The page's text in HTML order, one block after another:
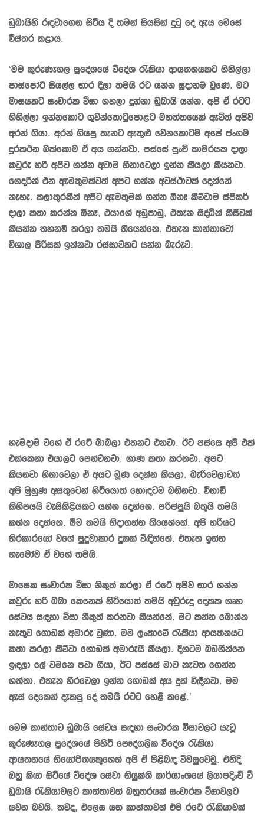
ඩුබායිහි රඳවාගෙන සිටිය දී තමන් සියසින් දුටු දේ ඇය මෙසේ
විස්තර කළාය.
‘මම කුරුණෑගල ප්‍රදේශයේ විදේශ රැකියා ආයතනයකට ගිහිල්ලා
පාස්පෝට් සියල්ල භාර දීලා තමයි රට යන්න සූදානම් වුණේ. මට
මාසයකට සංචාරක වීසා ගහලා දුන්නා ඩුබායි යන්න. අපි ඒ රටට
ගිහිල්ලා ඉන්නකොට ගුවන්තොටුපොළට මහත්තයෙක් ඇවිත් අපිව
අරන් ගියා. අරන් ගියපු තැනට ඇතුළු වෙනකොටම අපේ ජංගම
දුරකථන ඔක්කොම ඒ අය ගන්නවා. පස්සේ පුංචි කාමරයක දාලා
කවුරු හරි අපිව ගන්න අවාම හිනාවෙලා ඉන්න කියලා කියනවා.
ගෙදරින් එන ඇමතුමක්වත් අපට ගන්න අවස්ථාවක් දෙන්නේ
නැහැ. කලාතුරකින් අපිට ඇමතුමක් ගන්න ඕනෑ කිව්වාම ස්පිකර්
දාලා කතා කරන්න ඕනෑ, එයාගේ අඩුපාඩු, එතැන සිද්ධීන් කිසිවක්
කියන්න තහනම් කරලා තමයි තියෙන්නෙ. එතැන කාන්තාවෝ
විශාල පිරිසක් ඉන්නවා රස්සාවකට යන්න බැරුව.
හැමදාම වගේ ඒ රටේ බාබලා එතනට එනවා. ඊට පස්සෙ අපි එක්
එක්කෙනා එයාලට පෙන්වනවා, ගාණ කතා කරනවා. අපට
කියනවා හිනාවෙලා ඒ අයට මූණ දෙන්න කියලා. බැරිවෙලාවත්
අපි මුහුණ අසතුටෙන් හිටියොත් හොඳටම බනිනවා. විනාඩි
කිහිපයයි වැසිකිළියකට යන්න දෙන්නෙ. පරිප්පුයි බතුයි තමයි
කන්න දෙන්නෙ. බිම තමයි නිදාගන්න තියෙන්නේ. අපි හරියට
හිරකාරයෝ වගේ පුදුමාකාර දුකක් විඳින්නේ. එතැන ඉන්න
හැමෝම ඒ වගේ තමයි.
මාසෙක සංචාරක වීසා නිකුත් කරලා ඒ රටේ අපිව භාර ගන්න
කවුරු හරි බබා කෙනෙක් හිටියොත් තමයි අවුරුදු දෙකක ගෘහ
සේවය සඳහා වීසා නිකුත් කරනවා කියන්නේ. මට කන්න බොන්න
නැතුව ගොඩක් අමාරු වුණා. මම ලංකාවේ රැකියා ආයතනයට
කතා කරලා කිව්වා ගොඩක් අමාරුයි කියලා. දිගටම බඩගින්නෙ
ඉඳලා ලේ වමනෙ පවා ගියා, ඊට පස්සේ මාව නැවත ගෙන්න
ගත්තා. එතැන හිරවෙලා ඉන්න ගොඩක් අය දුක් විඳිනවා. මම
ඇස් දෙකෙන් දැකපු දේ තමයි රටට හෙළි කළේ.’
මෙම කාන්තාව ඩුබායි සේවය සඳහා සංචාරක වීසාවලට යැවූ
කුරුණෑගල ප්‍රදේශයේ පිහිටි පෞද්ගලික විදේශ රැකියා
ආයතනයේ නියෝජිතයකුගෙන් අපි ඒ පිළිබඳ විමසුවෙමු. එහිදී
ඔහු කියා සිටියේ විදේශ සේවා නියුක්ති කාර්යාංශයේ ලියාපදිංචි වී
ඩුබායි රැකියාවලට කාන්තාවන් බහුතරයක් සංචාරක වීසාවලට
යවන බවයි. තවද, එලෙස යන කාන්තාවන් එම රටේ රැකියාවක්